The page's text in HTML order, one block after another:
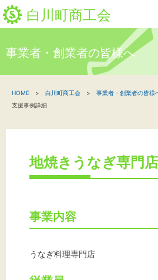
白川町商工会
新着情報
関係機関の方へ
白川町商工会に
「しらか」白川町地域ポ
事業者・創業者の皆様へ
HOME 白川町商工会 事業者・創業者の皆様
支援事例詳細
地焼きうなぎ専門
事業内容
うなぎ料理専門店